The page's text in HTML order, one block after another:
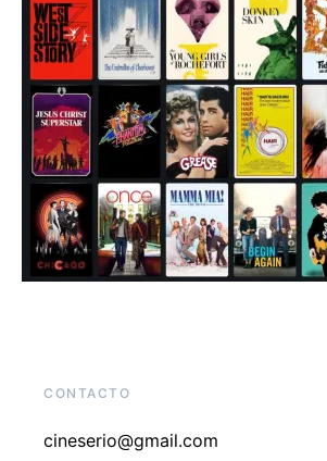
CONTACTO
cineserio@gmail.com